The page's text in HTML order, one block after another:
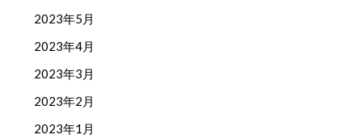
2023年5月
2023年4月
2023年3月
2023年2月
2023年1月